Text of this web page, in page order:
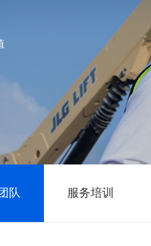
队 服务培训